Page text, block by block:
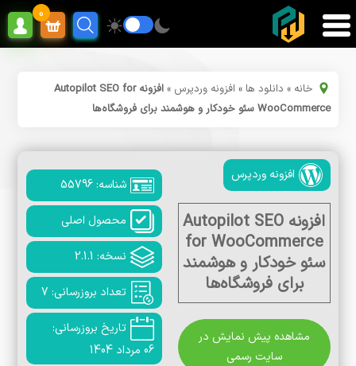
0
خانه » دانلود ها » افزونه وردپرس »
افزونه Autopilot SEO for
WooCommerce سئو خودکار و هوشمند برای فروشگاه‌ها
افزونه وردپرس
افزونه Autopilot SEO
for WooCommerce
سئو خودکار و هوشمند
برای فروشگاه‌ها
مشاهده پیش نمایش در
سایت رسمی
شناسه: 55796
محصول اصلی
نسخه: 2.1.1
تعداد بروزرسانی: 7
تاریخ بروزرسانی:
06 مرداد 1404